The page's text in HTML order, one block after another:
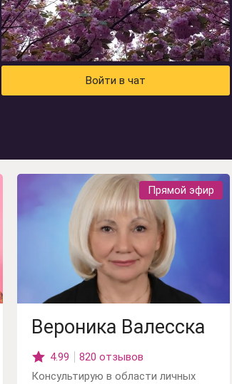
Войти в чат
Прямой эфир
Вероника Валесска
4.99
820 отзывов
Консультирую в области личных